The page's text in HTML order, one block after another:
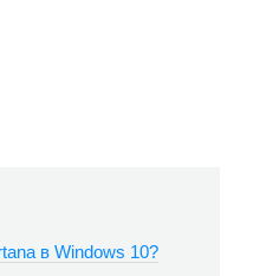
в Windows 10?